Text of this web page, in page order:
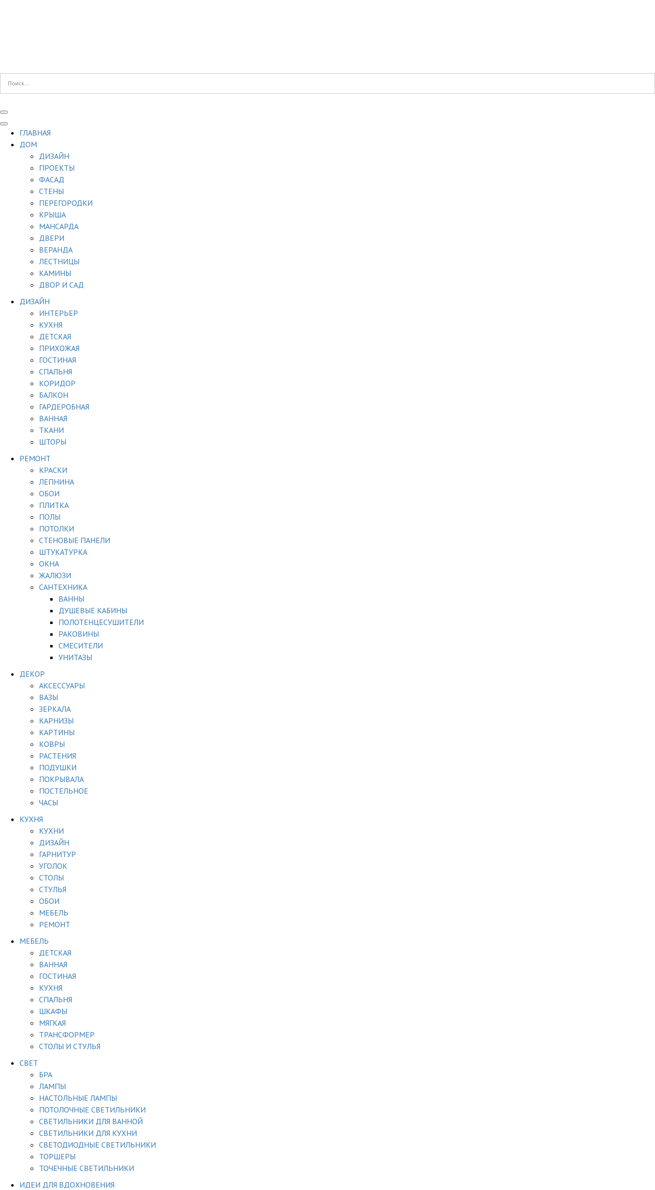
ГЛАВНАЯ
ДОМ
ДИЗАЙН
ПРОЕКТЫ
ФАСАД
СТЕНЫ
ПЕРЕГОРОДКИ
КРЫША
МАНСАРДА
ДВЕРИ
ВЕРАНДА
ЛЕСТНИЦЫ
КАМИНЫ
ДВОР И САД
ДИЗАЙН
ИНТЕРЬЕР
КУХНЯ
ДЕТСКАЯ
ПРИХОЖАЯ
ГОСТИНАЯ
СПАЛЬНЯ
КОРИДОР
БАЛКОН
ГАРДЕРОБНАЯ
ВАННАЯ
ТКАНИ
ШТОРЫ
РЕМОНТ
КРАСКИ
ЛЕПНИНА
ОБОИ
ПЛИТКА
ПОЛЫ
ПОТОЛКИ
СТЕНОВЫЕ ПАНЕЛИ
ШТУКАТУРКА
ОКНА
ЖАЛЮЗИ
САНТЕХНИКА
ВАННЫ
ДУШЕВЫЕ КАБИНЫ
ПОЛОТЕНЦЕСУШИТЕЛИ
РАКОВИНЫ
СМЕСИТЕЛИ
УНИТАЗЫ
ДЕКОР
АКСЕССУАРЫ
ВАЗЫ
ЗЕРКАЛА
КАРНИЗЫ
КАРТИНЫ
КОВРЫ
РАСТЕНИЯ
ПОДУШКИ
ПОКРЫВАЛА
ПОСТЕЛЬНОЕ
ЧАСЫ
КУХНЯ
КУХНИ
ДИЗАЙН
ГАРНИТУР
УГОЛОК
СТОЛЫ
СТУЛЬЯ
ОБОИ
МЕБЕЛЬ
РЕМОНТ
МЕБЕЛЬ
ДЕТСКАЯ
ВАННАЯ
ГОСТИНАЯ
КУХНЯ
СПАЛЬНЯ
ШКАФЫ
МЯГКАЯ
ТРАНСФОРМЕР
СТОЛЫ И СТУЛЬЯ
СВЕТ
БРА
ЛАМПЫ
НАСТОЛЬНЫЕ ЛАМПЫ
ПОТОЛОЧНЫЕ СВЕТИЛЬНИКИ
СВЕТИЛЬНИКИ ДЛЯ ВАННОЙ
СВЕТИЛЬНИКИ ДЛЯ КУХНИ
СВЕТОДИОДНЫЕ СВЕТИЛЬНИКИ
ТОРШЕРЫ
ТОЧЕЧНЫЕ СВЕТИЛЬНИКИ
ИДЕИ ДЛЯ ВДОХНОВЕНИЯ